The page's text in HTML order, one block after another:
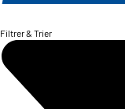
Filtrer & Trier